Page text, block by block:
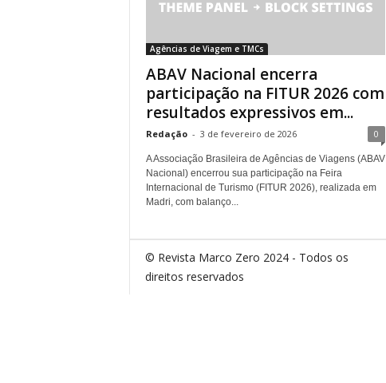
Agências de Viagem e TMCs
ABAV Nacional encerra
participação na FITUR 2026 com
resultados expressivos em...
Redação - 3 de fevereiro de 2026 0
A Associação Brasileira de Agências de Viagens (ABAV
Nacional) encerrou sua participação na Feira
Internacional de Turismo (FITUR 2026), realizada em
Madri, com balanço...
© Revista Marco Zero 2024 - Todos os
direitos reservados